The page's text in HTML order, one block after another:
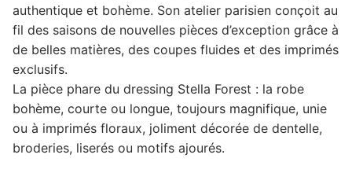
authentique et bohème. Son atelier parisien conçoit au
fil des saisons de nouvelles pièces d’exception grâce à
de belles matières, des coupes fluides et des imprimés
exclusifs.
La pièce phare du dressing Stella Forest : la robe
bohème, courte ou longue, toujours magnifique, unie
ou à imprimés floraux, joliment décorée de dentelle,
broderies, liserés ou motifs ajourés.